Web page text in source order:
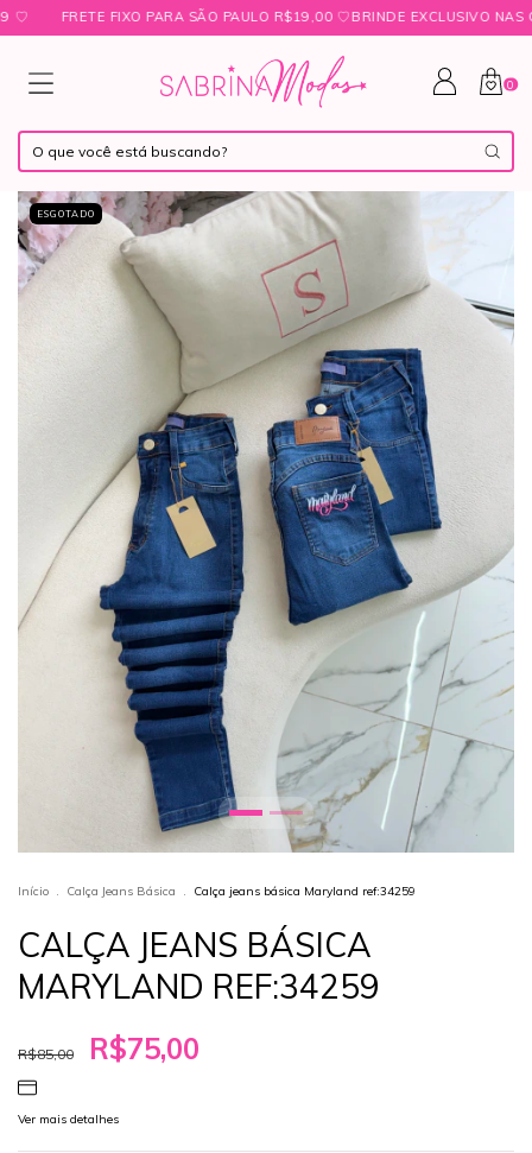
FRETE FIXO PARA SÃO PAULO R$19,00 ㅤ♡ㅤBRINDE EXCLUSIVO NAS
0
ESGOTADO
Início . Calça Jeans Básica . Calça jeans básica Maryland ref:34259
CALÇA JEANS BÁSICA
MARYLAND REF:34259
R$85,00 R$75,00
Ver mais detalhes